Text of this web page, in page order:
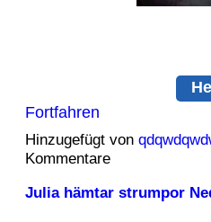
Fortfahren
Hinzugefügt von
Kommentare
Julia hämtar strumpor